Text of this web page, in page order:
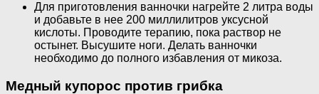
Для приготовления ванночки нагрейте 2 литра воды
и добавьте в нее 200 миллилитров уксусной
кислоты. Проводите терапию, пока раствор не
остынет. Высушите ноги. Делать ванночки
необходимо до полного избавления от микоза.
Медный купорос против грибка